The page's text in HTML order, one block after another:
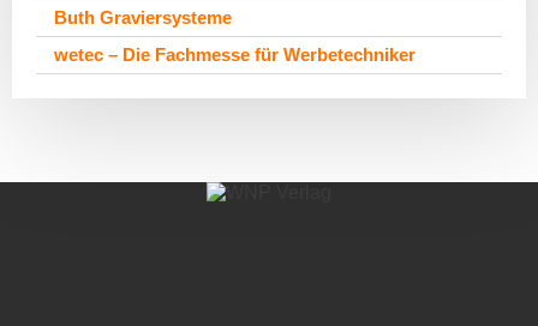
Buth Graviersysteme
wetec – Die Fachmesse für Werbetechniker